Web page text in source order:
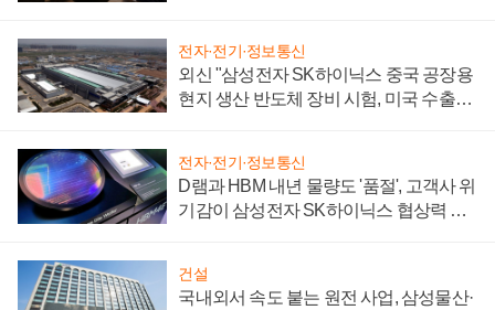
전자·전기·정보통신
외신 "삼성전자 SK하이닉스 중국 공장용
현지 생산 반도체 장비 시험, 미국 수출통
전자·전기·정보통신
D램과 HBM 내년 물량도 '품절', 고객사 위
기감이 삼성전자 SK하이닉스 협상력 더
건설
국내외서 속도 붙는 원전 사업, 삼성물산·